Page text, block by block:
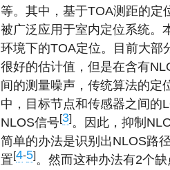
等。其中，基于TOA测距的定
被广泛应用于室内定位系统。
环境下的TOA定位。目前大部
很好的估计值，但是在含有
间的测量噪声，传统算法的定
中，目标节点和传感器之间的
NLOS信号[3]。因此，抑制
简单的办法是识别出NLOS路
置[4-5]。然而这种办法有2个